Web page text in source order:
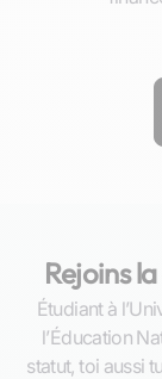
Rejoins
Étudiant à
l’Éducation
statut, toi aussi